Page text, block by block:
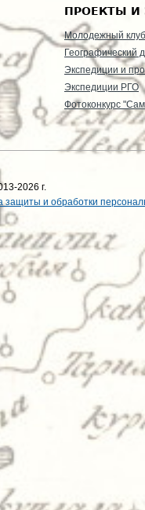
ПРОЕКТЫ И
Молодежный клуб
Географический
Экспедиции и
Экспедиции РГО
Фотоконкурс
2026 г.
защиты и обработки